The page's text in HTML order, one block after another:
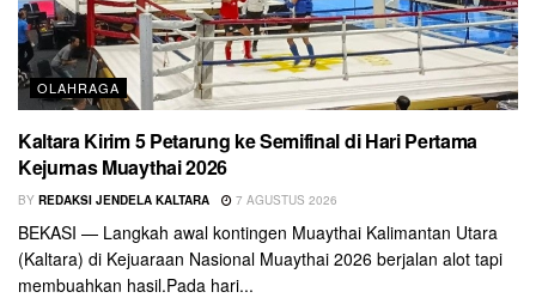
OLAHRAGA
Kaltara Kirim 5 Petarung ke Semifinal di Hari Pertama
Kejurnas Muaythai 2026
BY REDAKSI JENDELA KALTARA 7 AGUSTUS 2026
BEKASI — Langkah awal kontingen Muaythai Kalimantan Utara
(Kaltara) di Kejuaraan Nasional Muaythai 2026 berjalan alot tapi
membuahkan hasil.Pada hari...